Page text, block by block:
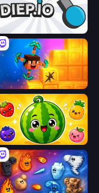
Diep.io
Merge & Dig!
Watermelon Fruit Merge Saga